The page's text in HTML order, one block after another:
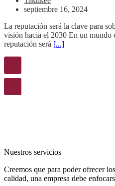
septiembre 16, 2024
La reputación será la clave para
visión hacia el 2030 En un mundo
reputación será [...]
Nuestros servicios
Creemos que para poder ofrecer
calidad, una empresa debe